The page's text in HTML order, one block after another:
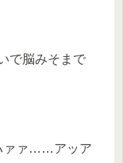
で脳みそまで
ァ……アッア